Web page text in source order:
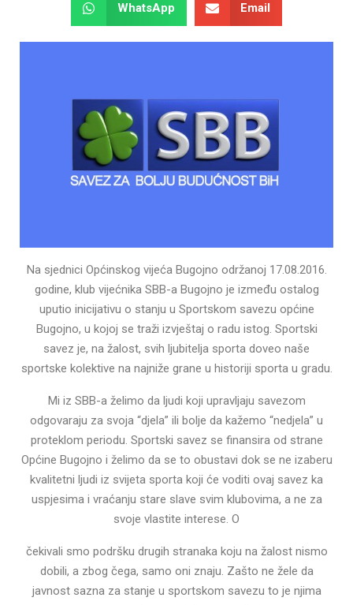
WhatsApp Email
Na sjednici Općinskog vijeća Bugojno održanoj 17.08.2016.
godine, klub vijećnika SBB-a Bugojno je između ostalog
uputio inicijativu o stanju u Sportskom savezu općine
Bugojno, u kojoj se traži izvještaj o radu istog. Sportski
savez je, na žalost, svih ljubitelja sporta doveo naše
sportske kolektive na najniže grane u historiji sporta u gradu.
Mi iz SBB-a želimo da ljudi koji upravljaju savezom
odgovaraju za svoja “djela” ili bolje da kažemo “nedjela” u
proteklom periodu. Sportski savez se finansira od strane
Općine Bugojno i želimo da se to obustavi dok se ne izaberu
kvalitetni ljudi iz svijeta sporta koji će voditi ovaj savez ka
uspjesima i vraćanju stare slave svim klubovima, a ne za
svoje vlastite interese. O
čekivali smo podršku drugih stranaka koju na žalost nismo
dobili, a zbog čega, samo oni znaju. Zašto ne žele da
javnost sazna za stanje u sportskom savezu to je njima